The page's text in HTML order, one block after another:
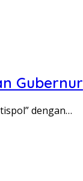
Gubernur
dengan…